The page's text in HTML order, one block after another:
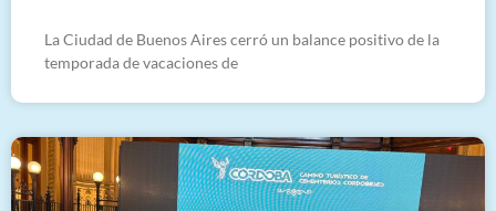
La Ciudad de Buenos Aires cerró un balance positivo de la
temporada de vacaciones de